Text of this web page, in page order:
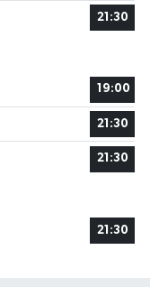
21:30
19:00
21:30
21:30
21:30